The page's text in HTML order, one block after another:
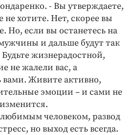
- Вы утверждаете,
не хотите. Нет, скорее вы
Но, если вы останетесь на
и дальше будут так
жизнерадостной,
не жалели вас, а
вами. Живите активно,
эмоции – и сами не
любимым человеком, развод
но выход есть всегда.